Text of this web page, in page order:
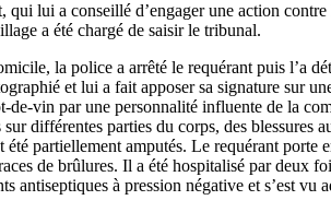
lui a conseillé d’engager une action
a été chargé de saisir le tribunal.
la police a arrêté le requérant puis l’a
et lui a fait apposer sa signature sur
de-vin par une personnalité influente de la
différentes parties du corps, des blessures
partiellement amputés. Le requérant porte
de brûlures. Il a été hospitalisé par deux
antiseptiques à pression négative et s’est vu